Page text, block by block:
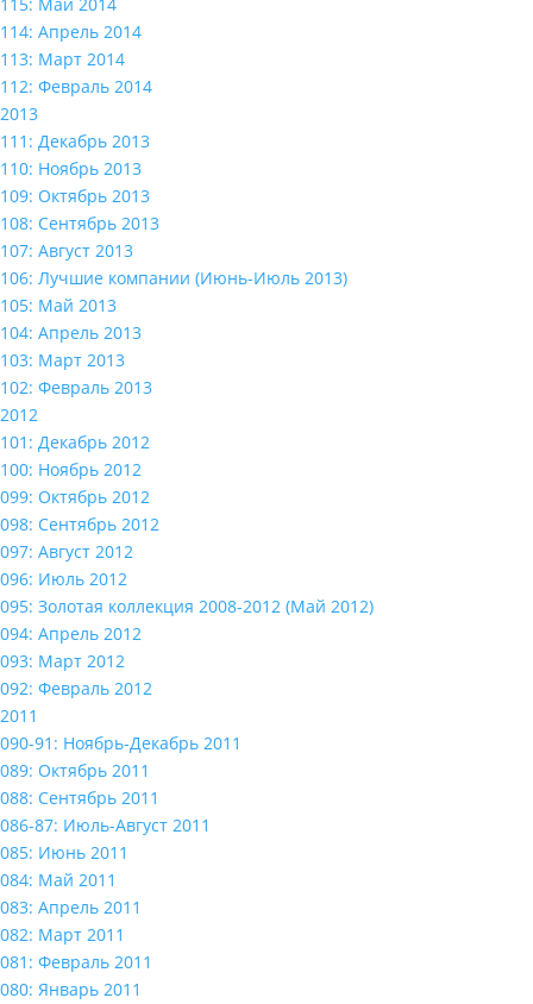
114: Апрель 2014
113: Март 2014
112: Февраль 2014
2013
111: Декабрь 2013
110: Ноябрь 2013
109: Октябрь 2013
108: Сентябрь 2013
107: Август 2013
106: Лучшие компании (Июнь-Июль 2013)
105: Май 2013
104: Апрель 2013
103: Март 2013
102: Февраль 2013
2012
101: Декабрь 2012
100: Ноябрь 2012
099: Октябрь 2012
098: Сентябрь 2012
097: Август 2012
096: Июль 2012
095: Золотая коллекция 2008-2012 (Май 2012)
094: Апрель 2012
093: Март 2012
092: Февраль 2012
2011
090-91: Ноябрь-Декабрь 2011
089: Октябрь 2011
088: Сентябрь 2011
086-87: Июль-Август 2011
085: Июнь 2011
084: Май 2011
083: Апрель 2011
082: Март 2011
081: Февраль 2011
080: Январь 2011